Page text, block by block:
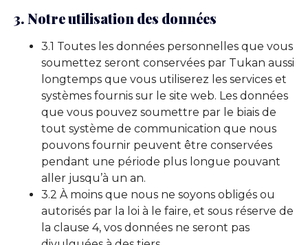
3. Notre utilisation des données
3.1 Toutes les données personnelles que vous
soumettez seront conservées par Tukan aussi
longtemps que vous utiliserez les services et
systèmes fournis sur le site web. Les données
que vous pouvez soumettre par le biais de
tout système de communication que nous
pouvons fournir peuvent être conservées
pendant une période plus longue pouvant
aller jusqu’à un an.
3.2 À moins que nous ne soyons obligés ou
autorisés par la loi à le faire, et sous réserve de
la clause 4, vos données ne seront pas